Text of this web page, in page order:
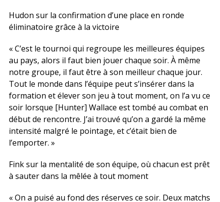
Hudon sur la confirmation d’une place en ronde
éliminatoire grâce à la victoire
« C’est le tournoi qui regroupe les meilleures équipes
au pays, alors il faut bien jouer chaque soir. À même
notre groupe, il faut être à son meilleur chaque jour.
Tout le monde dans l’équipe peut s’insérer dans la
formation et élever son jeu à tout moment, on l’a vu ce
soir lorsque [Hunter] Wallace est tombé au combat en
début de rencontre. J’ai trouvé qu’on a gardé la même
intensité malgré le pointage, et c’était bien de
l’emporter. »
Fink sur la mentalité de son équipe, où chacun est prêt
à sauter dans la mêlée à tout moment
« On a puisé au fond des réserves ce soir. Deux matchs